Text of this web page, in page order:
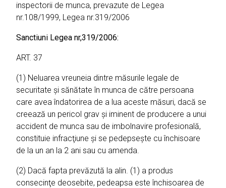
inspectorii de munca, prevazute de Legea
nr.108/1999, Legea nr.319/2006
Sanctiuni Legea nr,319/2006:
ART. 37
(1) Neluarea vreuneia dintre măsurile legale de
securitate şi sănătate în munca de către persoana
care avea îndatorirea de a lua aceste măsuri, dacă se
creează un pericol grav şi iminent de producere a unui
accident de munca sau de imbolnavire profesională,
constituie infracţiune şi se pedepseşte cu închisoare
de la un an la 2 ani sau cu amenda.
(2) Dacă fapta prevăzută la alin. (1) a produs
consecinţe deosebite, pedeapsa este închisoarea de